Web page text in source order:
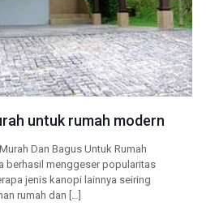
untuk rumah modern
Dan Bagus Untuk Rumah
berhasil menggeser popularitas
jenis kanopi lainnya seiring
rumah dan […]